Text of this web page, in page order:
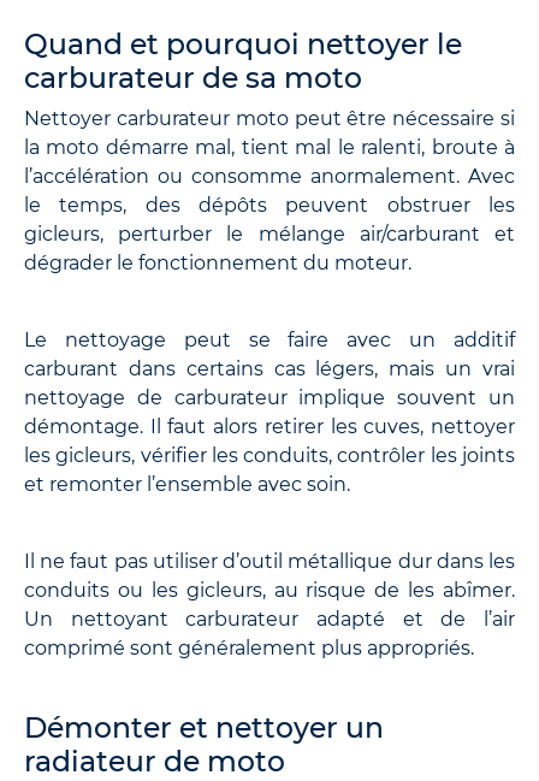
Quand et pourquoi nettoyer le
carburateur de sa moto
Nettoyer carburateur moto peut être nécessaire si
la moto démarre mal, tient mal le ralenti, broute à
l’accélération ou consomme anormalement. Avec
le temps, des dépôts peuvent obstruer les
gicleurs, perturber le mélange air/carburant et
dégrader le fonctionnement du moteur.
Le nettoyage peut se faire avec un additif
carburant dans certains cas légers, mais un vrai
nettoyage de carburateur implique souvent un
démontage. Il faut alors retirer les cuves, nettoyer
les gicleurs, vérifier les conduits, contrôler les joints
et remonter l’ensemble avec soin.
Il ne faut pas utiliser d’outil métallique dur dans les
conduits ou les gicleurs, au risque de les abîmer.
Un nettoyant carburateur adapté et de l’air
comprimé sont généralement plus appropriés.
Démonter et nettoyer un
radiateur de moto